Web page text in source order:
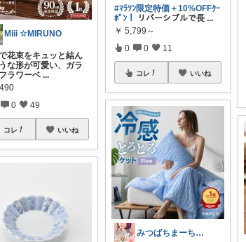
Miii ☆MIRUNO
花束をキュッと結ん
な形が可愛い、ガラ
ラワーベ ...
0 49
コレ いいね
#ﾏﾗｿﾝ限定特価＋10%OFFｸｰ
ﾎﾟﾝ！
リバーシブルで長 ...
￥ 5,799～
0 0 11
コレ いいね
みつばちまーちᵀᴴᴬᴺᴷ ᵞᴼᵁ ◡̈*